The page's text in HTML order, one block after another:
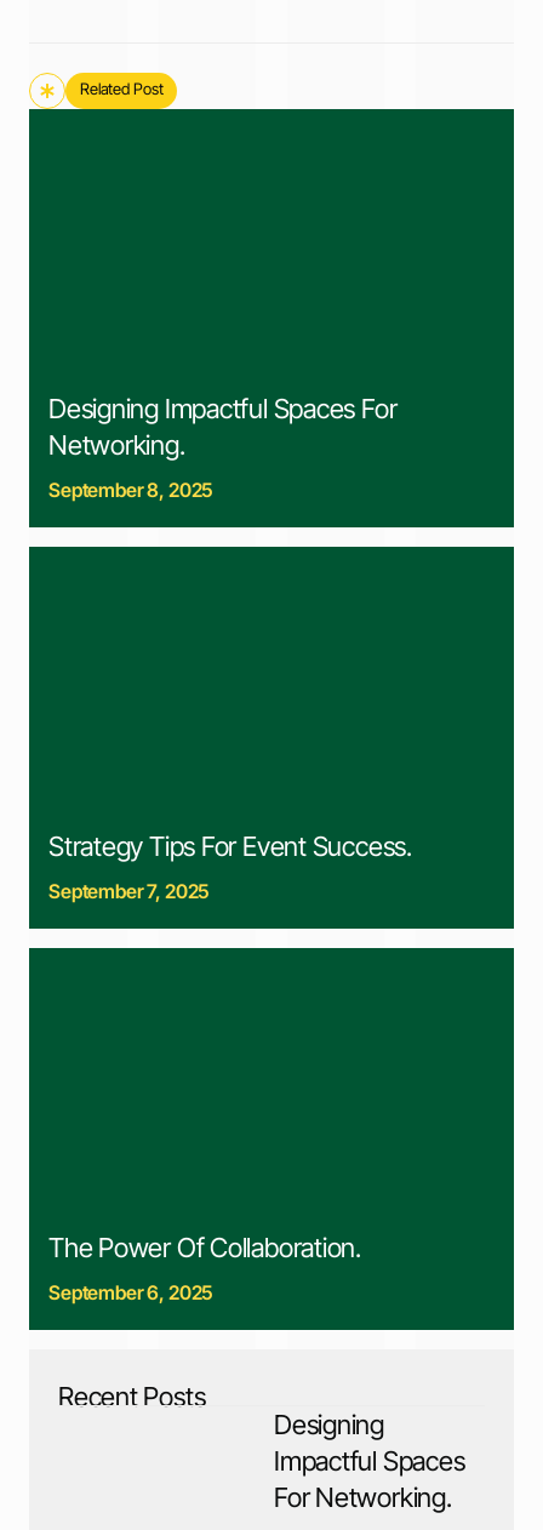
Related Post
Designing Impactful Spaces For
Networking.
September 8, 2025
Strategy Tips For Event Success.
September 7, 2025
The Power Of Collaboration.
September 6, 2025
Recent Posts
Designing
Impactful Spaces
For Networking.